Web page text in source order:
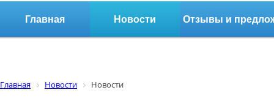
Главная Новости Отзывы и
Главная Новости Новости